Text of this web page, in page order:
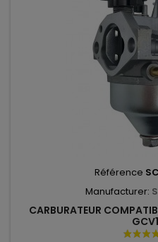
Référence
Manufacturer:
CARBURATEUR